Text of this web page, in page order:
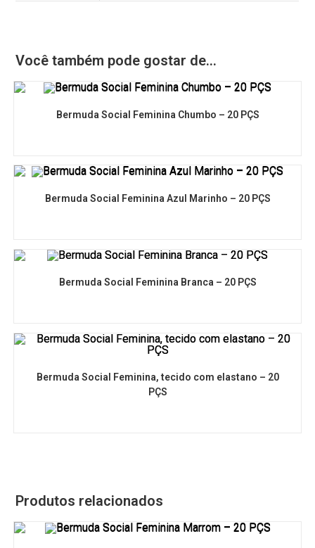
Você também pode gostar de…
Bermuda Social Feminina Chumbo – 20 PÇS
Bermuda Social Feminina Azul Marinho – 20 PÇS
Bermuda Social Feminina Branca – 20 PÇS
Bermuda Social Feminina, tecido com elastano – 20
PÇS
Produtos relacionados